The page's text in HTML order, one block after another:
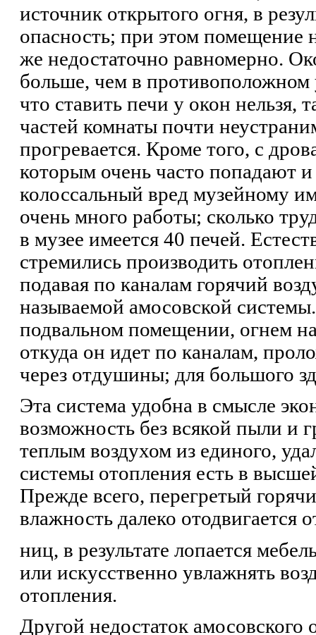
источник открытого огня, в
опасность; при этом помещение
же недостаточно равномерно.
больше, чем в противоположном
что ставить печи у окон нельзя,
частей комнаты почти
прогревается. Кроме того, с
которым очень часто попадают
колоссальный вред музейному
очень много работы; сколько
в музее имеется 40 печей.
стремились производить
подавая по каналам горячий
называемой амосовской
подвальном помещении, огнем
откуда он идет по каналам,
через отдушины; для большого
Эта система удобна в смысле
возможность без всякой пыли и
теплым воздухом из единого,
системы отопления есть в
Прежде всего, перегретый
влажность далеко отодвигается
ниц, в результате лопается
или искусственно увлажнять
отопления.
Другой недостаток амосовского